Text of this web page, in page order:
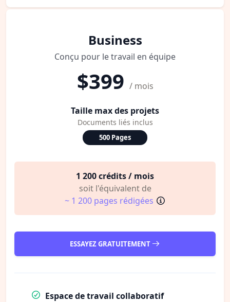
Business
Conçu pour le travail en équipe
$399 / mois
Taille max des projets
Documents liés inclus
500 Pages
1 200 crédits / mois
soit l'équivalent de
~ 1 200 pages rédigées
ESSAYEZ GRATUITEMENT
Espace de travail collaboratif